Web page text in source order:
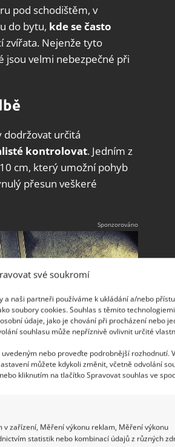
své soukromí
a naši partneři používáme k ukládání a/nebo
soubory cookies. Souhlas s těmito
údaje, jako je chování při procházení nebo
souhlasu může nepříznivě ovlivnit určité
nebo proveďte podrobnější rozhodnutí.
můžete kdykoli změnit, včetně odvolání
kliknutím na tlačítko Spravovat souhlas ve
zařízení, Měření výkonu reklam, Měření výkonu
statistik nebo kombinací údajů z různých
pod schodištěm, v
do bytu, kde se často
zvířata. Nejenže tyto
jsou velmi nebezpečné při
dodržovat určitá
kontrolovat. Jedním z
cm, který umožní pohyb
přesun veškeré